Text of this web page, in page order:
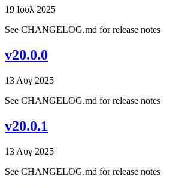
19 Ιουλ 2025
See CHANGELOG.md for release notes
v20.0.0
13 Αυγ 2025
See CHANGELOG.md for release notes
v20.0.1
13 Αυγ 2025
See CHANGELOG.md for release notes